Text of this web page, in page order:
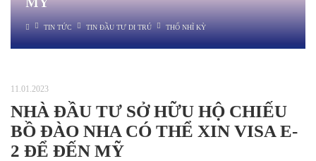
TIN TỨC TIN ĐẦU TƯ DI TRÚ THỔ NHĨ KỲ
11.01.2023
NHÀ ĐẦU TƯ SỞ HỮU HỘ CHIẾU
BỒ ĐÀO NHA CÓ THỂ XIN VISA E-
2 ĐỂ ĐẾN MỸ